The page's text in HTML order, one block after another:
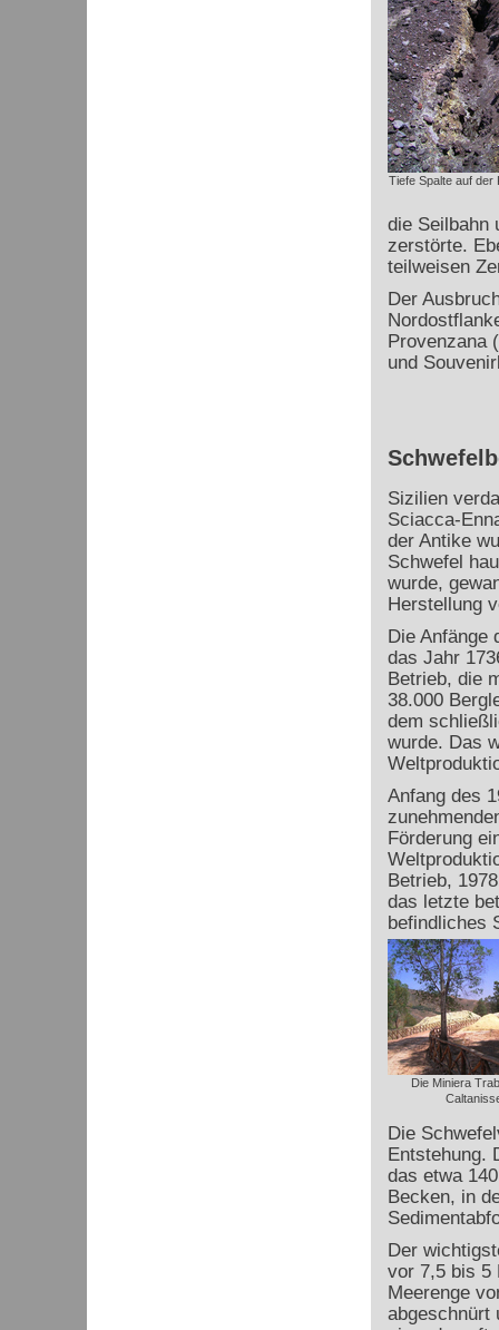
Tiefe Spalte auf der
die Seilbahn
zerstörte.
teilweisen
Der
Provenzana
und
Sizilien
Sciacca-
der Antike
Schwefel
wurde,
Herstellung
Die Anfänge
das Jahr
Betrieb, die
38.000
dem
wurde. Das
Anfang des
Förderung
Betrieb,
das letzte
befindliches
Die Miniera
Die
Entstehung.
das etwa
Becken, in
Der
vor 7,5 bis 5
Meerenge
abgeschnürt